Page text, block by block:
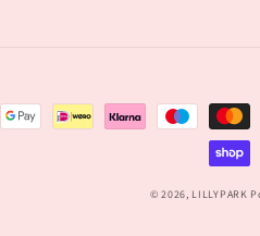
© 2026, LILLYPARK